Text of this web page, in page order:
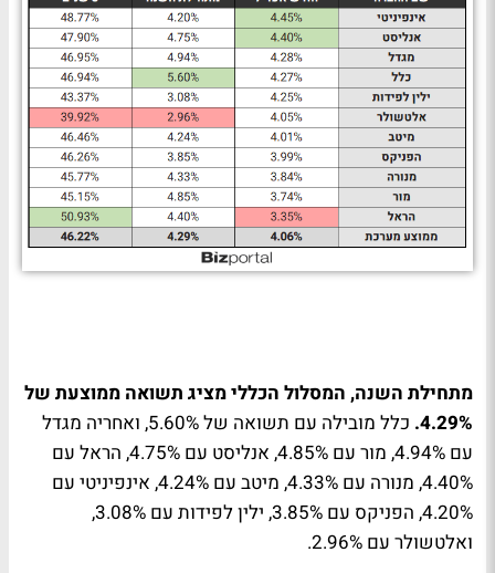
מתחילת השנה, המסלול הכללי מציג תשואה ממוצעת של
4.29%.
כלל מובילה עם תשואה של 5.60%, ואחריה מגדל
עם 4.94%, מור עם 4.85%, אנליסט עם 4.75%, הראל עם
4.40%, מנורה עם 4.33%, מיטב עם 4.24%, אינפיניטי עם
4.20%, הפניקס עם 3.85%, ילין לפידות עם 3.08%,
ואלטשולר עם 2.96%.